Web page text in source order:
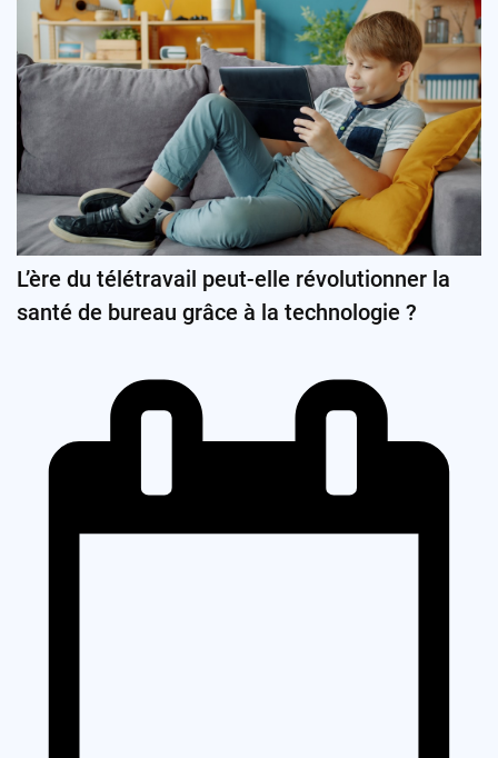
L’ère du télétravail peut-elle révolutionner la
santé de bureau grâce à la technologie ?